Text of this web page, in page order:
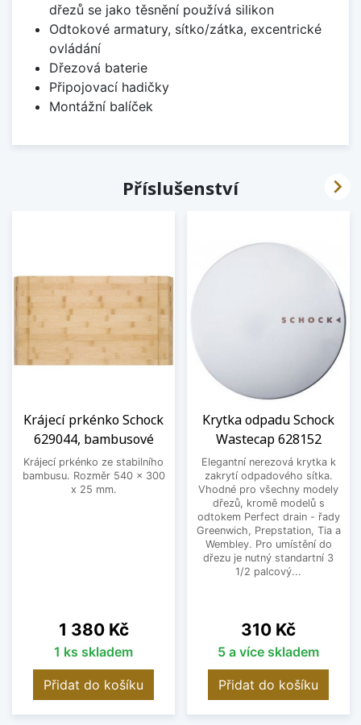
dřezů se jako těsnění používá silikon
Odtokové armatury, sítko/zátka, excentrické
ovládání
Dřezová baterie
Připojovací hadičky
Montážní balíček
Příslušenství
Krájecí prkénko Schock
629044, bambusové
Krájecí prkénko ze stabilního
bambusu. Rozměr 540 x 300
x 25 mm.
Cena
1 380 Kč
1 ks skladem
Přidat do košíku
Krytka odpadu Schock
Wastecap 628152
Elegantní nerezová krytka k
zakrytí odpadového sítka.
Vhodné pro všechny modely
dřezů, kromě modelů s
odtokem Perfect drain - řady
Greenwich, Prepstation, Tia a
Wembley. Pro umístění do
dřezu je nutný standartní 3
1/2 palcový...
Cena
310 Kč
5 a více skladem
Přidat do košíku
